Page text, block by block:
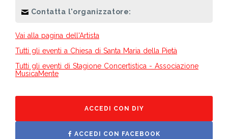
Contatta l'organizzatore:
Vai alla pagina dell'Artista
Tutti gli eventi a Chiesa di Santa Maria della Pietà
Tutti gli eventi di Stagione Concertistica - Associazione
MusicaMente
ACCEDI CON DIY
ACCEDI CON FACEBOOK